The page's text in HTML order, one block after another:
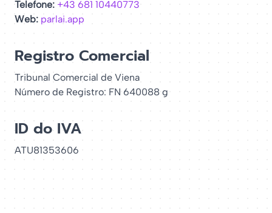
Telefone: +43 681 10440773
Web: parlai.app
Registro Comercial
Tribunal Comercial de Viena
Número de Registro: FN 640088 g
ID do IVA
ATU81353606